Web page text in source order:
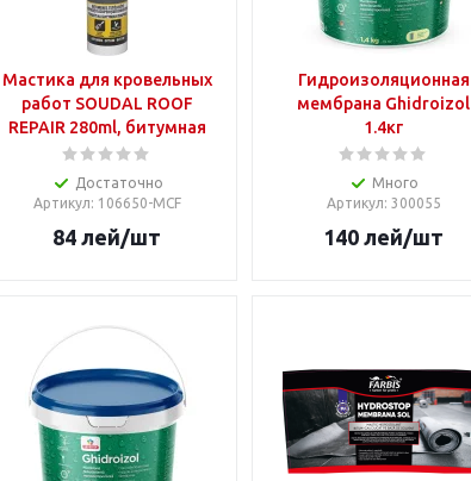
Мастика для кровельных
работ SOUDAL ROOF
REPAIR 280ml, битумная
Достаточно
Артикул: 106650-MCF
84 лей/шт
Гидроизоляционная
мембрана Ghidroizol
1.4кг
Много
Артикул: 300055
140 лей/шт